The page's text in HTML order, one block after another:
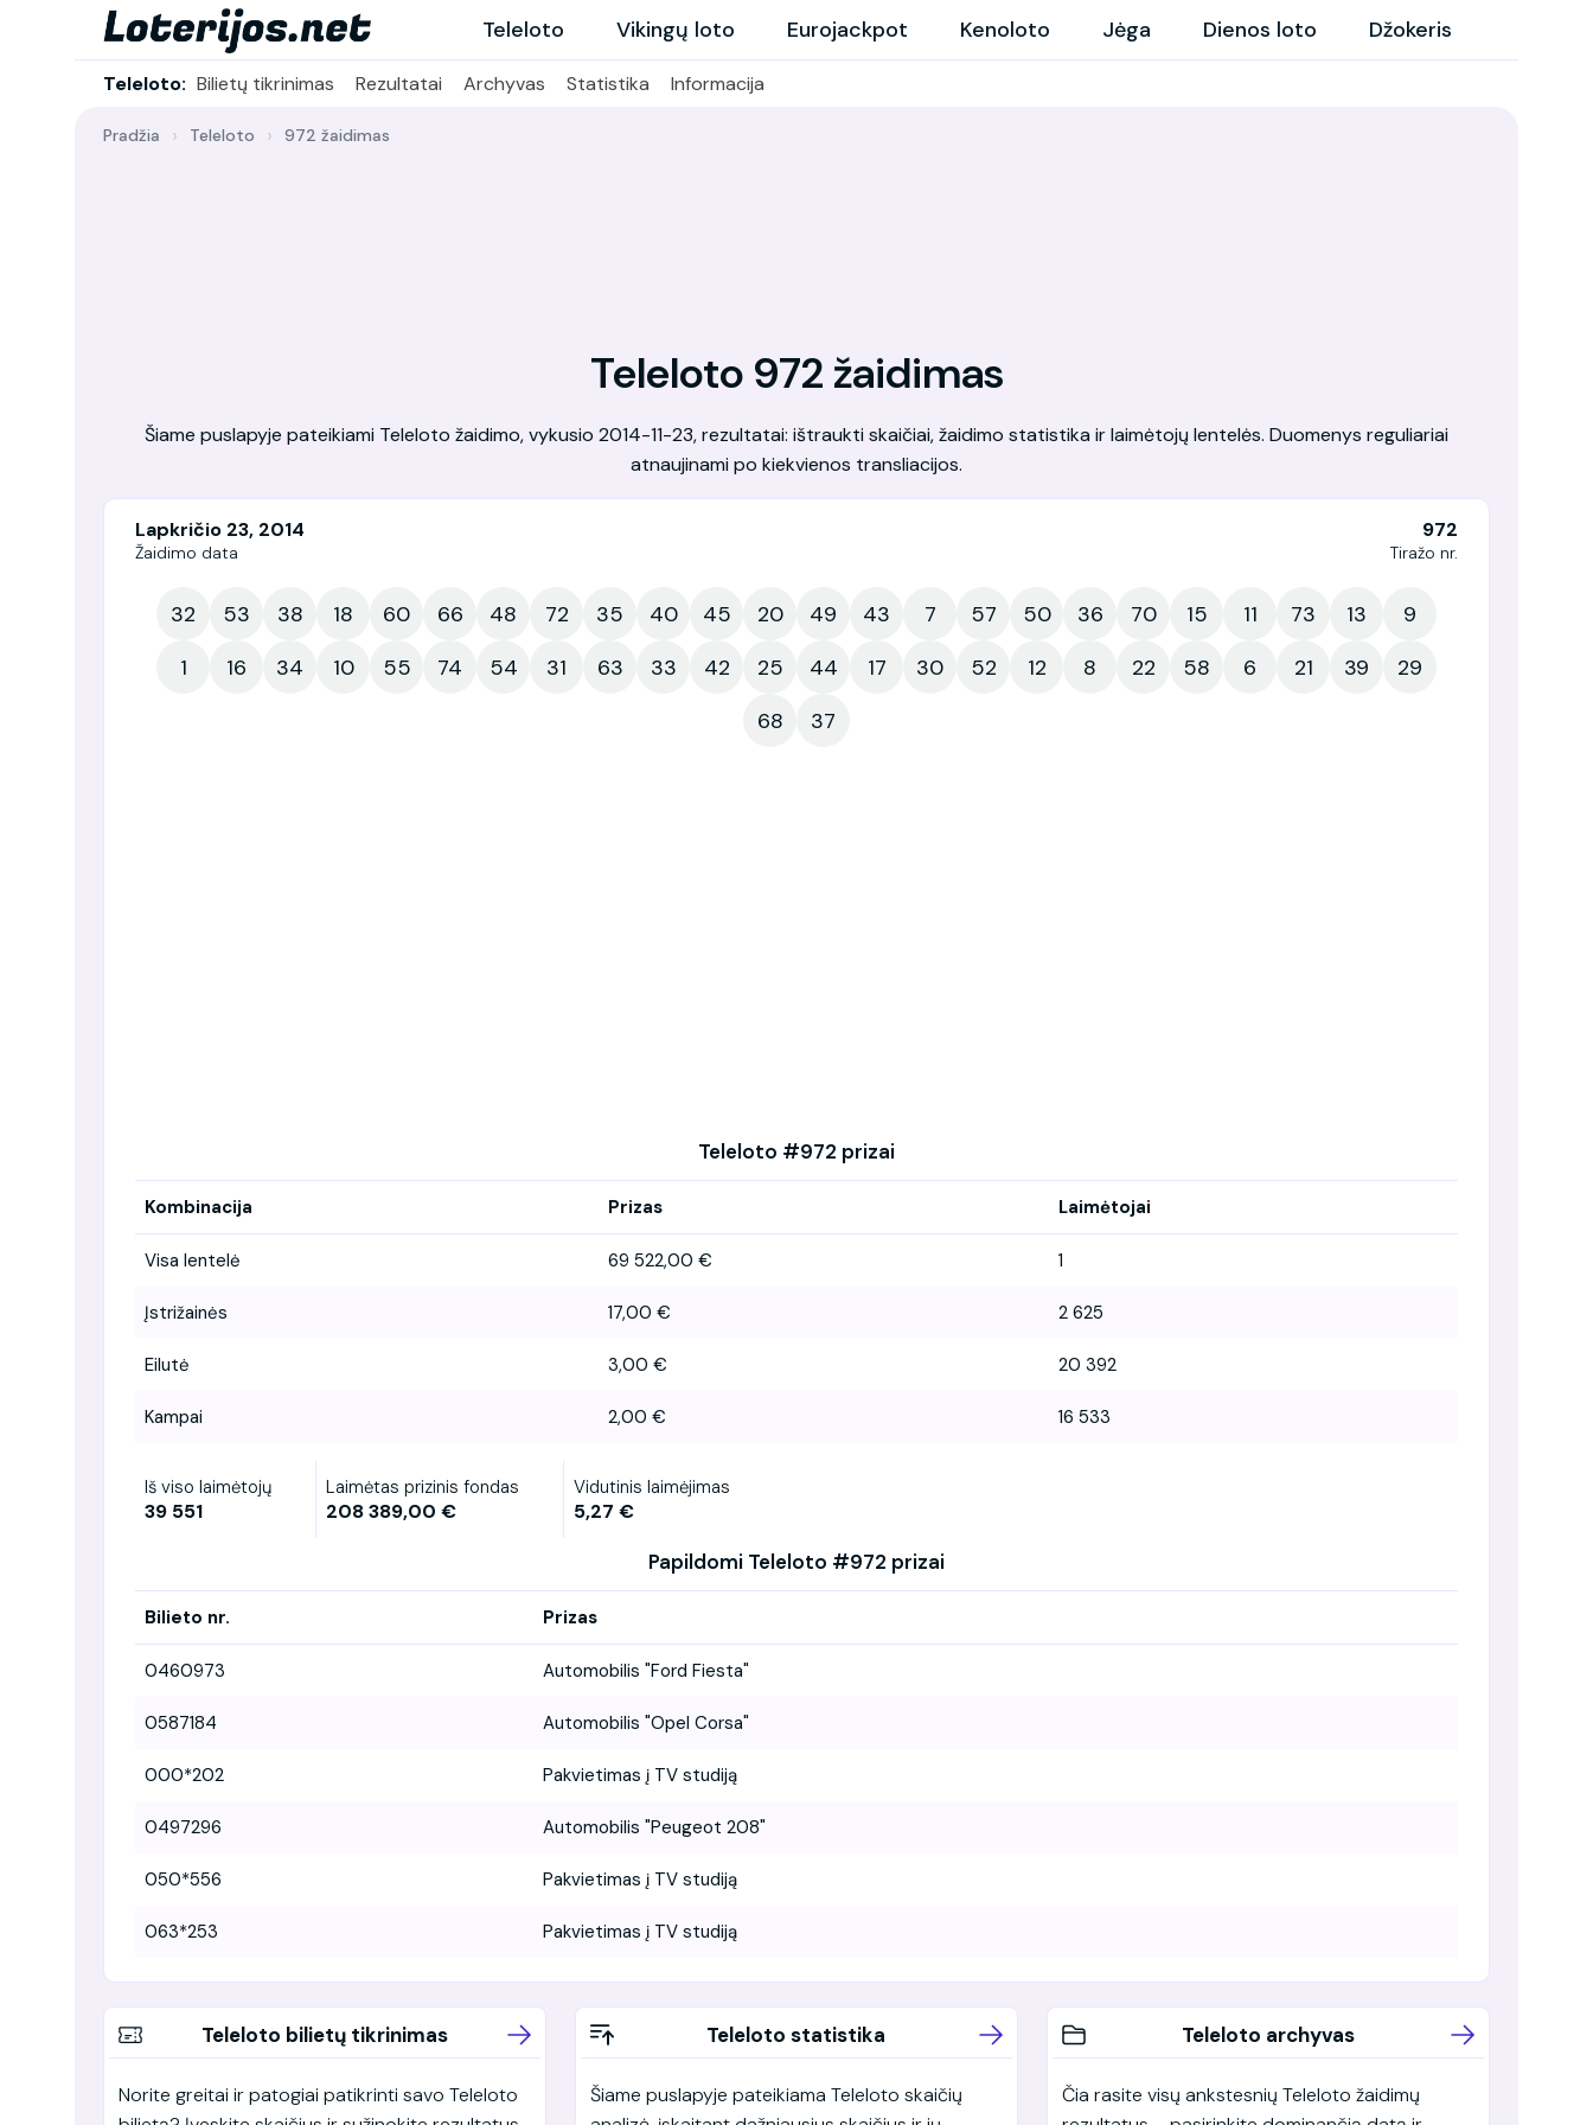
Teleloto Vikingų loto Eurojackpot Kenoloto Jėga Dienos loto Džokeris
Teleloto: Bilietų tikrinimas Rezultatai Archyvas Statistika Informacija
Pradžia Teleloto 972 žaidimas
Teleloto 972 žaidimas
Šiame puslapyje pateikiami Teleloto žaidimo, vykusio 2014-11-23, rezultatai: ištraukti skaičiai, žaidimo statistika ir laimėtojų lentelės. Duomenys reguliariai
atnaujinami po kiekvienos transliacijos.
Lapkričio 23, 2014
Žaidimo data
972
Tiražo nr.
32 53 38 18 60 66 48 72 35 40 45 20 49 43 7 57 50 36 70 15 11 73 13
9
1
16 34 10 55 74 54 31 63 33 42 25 44 17 30 52 12 8 22 58 6 21 39
29
68
37
Teleloto #972 prizai
Kombinacija Prizas Laimėtojai
Visa lentelė 69 522,00 € 1
Įstrižainės 17,00 € 2 625
Eilutė 3,00 € 20 392
Kampai 2,00 € 16 533
Iš viso laimėtojų
39 551
Laimėtas prizinis fondas
208 389,00 €
Vidutinis laimėjimas
5,27 €
Papildomi Teleloto #972 prizai
Bilieto nr. Prizas
0460973 Automobilis "Ford Fiesta"
0587184 Automobilis "Opel Corsa"
000*202 Pakvietimas į TV studiją
0497296 Automobilis "Peugeot 208"
050*556 Pakvietimas į TV studiją
063*253 Pakvietimas į TV studiją
Teleloto bilietų tikrinimas
Norite greitai ir patogiai patikrinti savo Teleloto
Teleloto statistika
Šiame puslapyje pateikiama Teleloto skaičių
Teleloto archyvas
Čia rasite visų ankstesnių Teleloto žaidimų